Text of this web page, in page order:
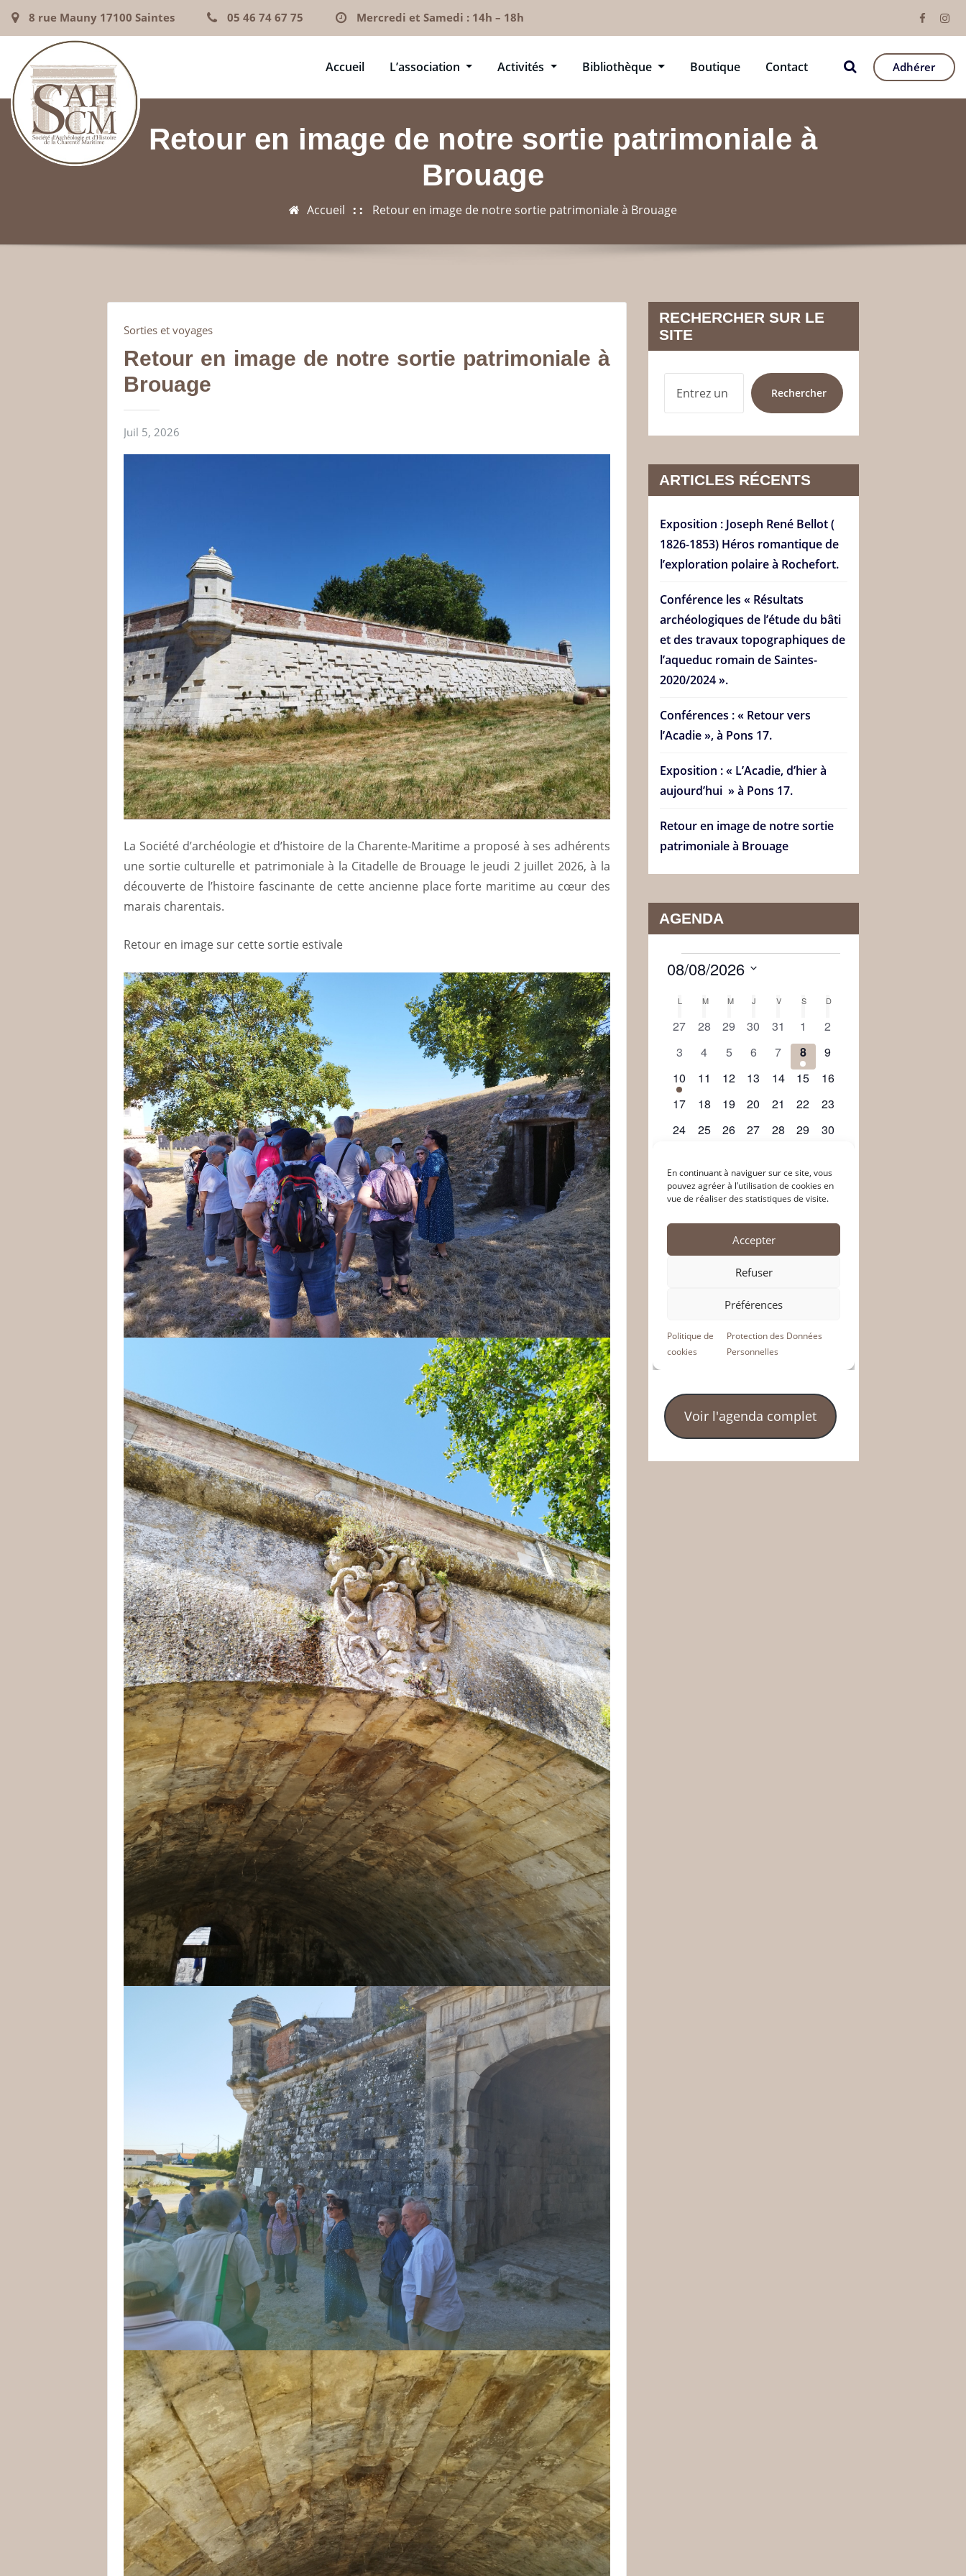
8 rue Mauny 17100 Saintes 05 46 74 67 75 Mercredi et Samedi : 14h – 18h
Accueil L’association Activités Bibliothèque Boutique Contact Adhérer
Retour en image de notre sortie patrimoniale à
Brouage
Accueil Retour en image de notre sortie patrimoniale à Brouage
Sorties et voyages
Retour en image de notre sortie patrimoniale à
Brouage
Juil 5, 2026
La Société d’archéologie et d’histoire de la Charente-Maritime a proposé à ses adhérents
une sortie culturelle et patrimoniale à la Citadelle de Brouage le jeudi 2 juillet 2026, à la
découverte de l’histoire fascinante de cette ancienne place forte maritime au cœur des
marais charentais.
Retour en image sur cette sortie estivale
RECHERCHER SUR LE
SITE
RECHERCHER
Rechercher
ARTICLES RÉCENTS
Exposition : Joseph René Bellot (
1826-1853) Héros romantique de
l’exploration polaire à Rochefort.
Conférence les « Résultats
archéologiques de l’étude du bâti
et des travaux topographiques de
l’aqueduc romain de Saintes-
2020/2024 ».
Conférences : « Retour vers
l’Acadie », à Pons 17.
Exposition : « L’Acadie, d’hier à
aujourd’hui » à Pons 17.
Retour en image de notre sortie
patrimoniale à Brouage
AGENDA
Voir l'agenda complet